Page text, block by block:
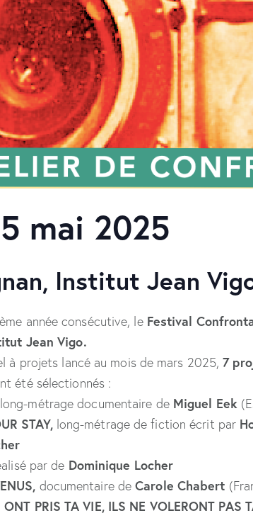
mai 2025
Institut Jean
année consécutive, le Festival
Jean Vigo.
à projets lancé au mois de mars 2025,7
été sélectionnés :
métrage documentaire de Miguel Eek
STAY, long-métrage de fiction écrit par
par de Dominique Locher
documentaire deCarole Chabert
PRIS TA VIE, ILS NE VOLERONT PAS